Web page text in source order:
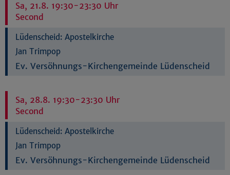
Sa, 21.8. 19:30-23:30 Uhr
Second
Lüdenscheid: Apostelkirche
Jan Trimpop
Ev. Versöhnungs-Kirchengemeinde Lüdenscheid
Sa, 28.8. 19:30-23:30 Uhr
Second
Lüdenscheid: Apostelkirche
Jan Trimpop
Ev. Versöhnungs-Kirchengemeinde Lüdenscheid